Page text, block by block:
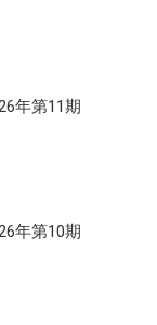
年第11期
年第10期